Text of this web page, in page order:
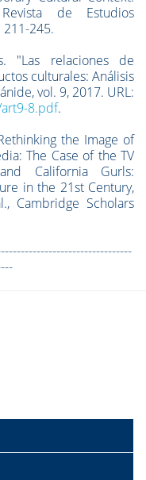
de Estudios
211-245.
"Las relaciones de
culturales: Análisis
vol. 9, 2017. URL:
8.pdf.
the Image of
The Case of the TV
California Gurls:
in the 21st Century,
Cambridge Scholars